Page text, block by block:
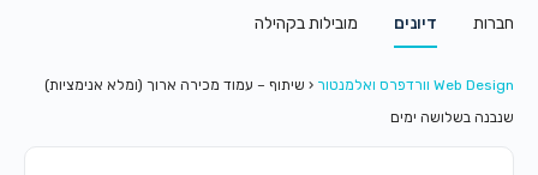
חברות דיונים מובילות בקהילה
Web Design וורדפרס ואלמנטור ‹ שיתוף – עמוד מכירה ארוך (ומלא אנימציות)
שנבנה בשלושה ימים